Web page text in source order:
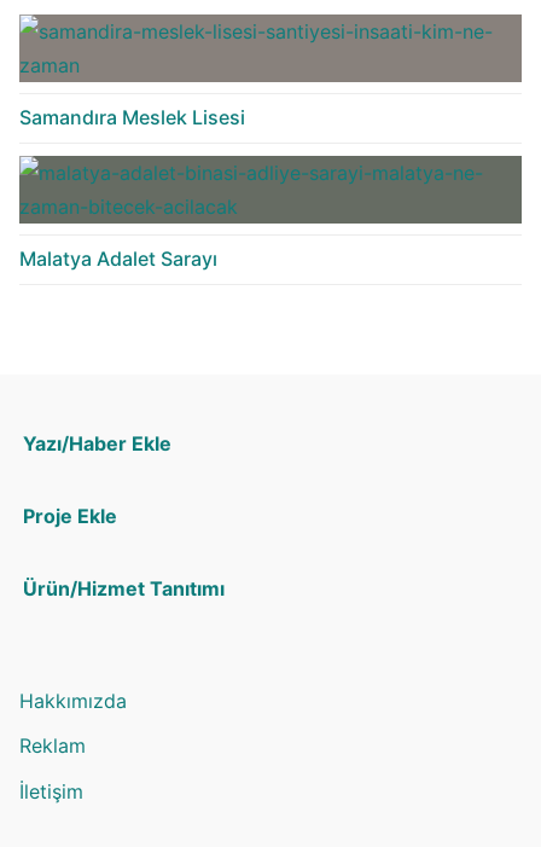
Samandıra Meslek Lisesi
Malatya Adalet Sarayı
Yazı/Haber Ekle
Proje Ekle
Ürün/Hizmet Tanıtımı
Hakkımızda
Reklam
İletişim